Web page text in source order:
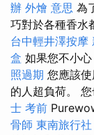
辦 外燴 意思 為
巧對於各種香水
台中輕井澤按摩
盒 如果您不小
照過期 您應該
的人超負荷。
士 考前
骨師 東南旅行